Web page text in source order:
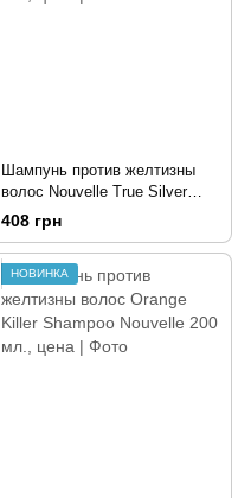
Шампунь против желтизны
волос Nouvelle True Silver
Shampoo 200 мл.
408 грн
НОВИНКА